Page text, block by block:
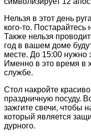
Нельзя в этот день
кого-то. Постарайтесь
Также нельзя
год в вашем доме
месте. До 15:00 нужно
Именно в это время в
службе.
Стол накройте
праздничную посуду.
зажгите свечи, чтобы
который является
дурного.